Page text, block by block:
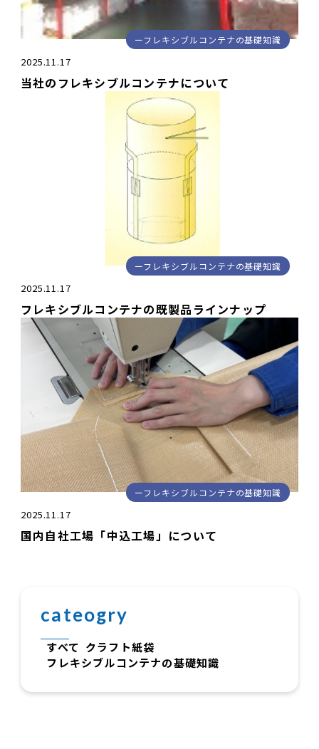
フレキシブルコンテナの基礎知識
2025.11.17
当社のフレキシブルコンテナについて
フレキシブルコンテナの基礎知識
2025.11.17
フレキシブルコンテナの既製品ラインナップ
フレキシブルコンテナの基礎知識
2025.11.17
国内自社工場「中込工場」について
cateogry
すべて クラフト紙袋
フレキシブルコンテナの基礎知識